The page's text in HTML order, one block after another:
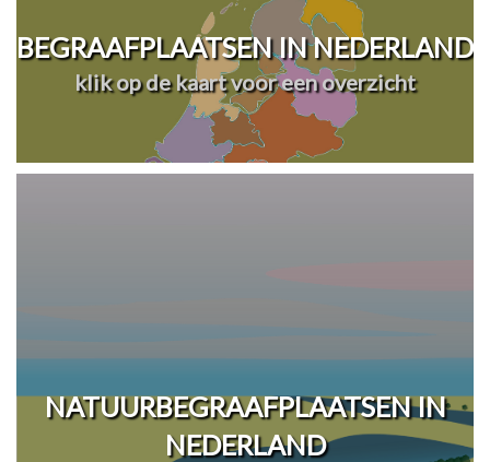
BEGRAAFPLAATSEN IN NEDERLAND
klik op de kaart voor een overzicht
NATUURBEGRAAFPLAATSEN IN
NEDERLAND